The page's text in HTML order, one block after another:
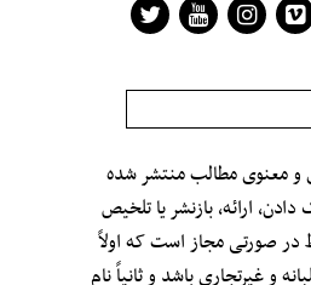
و معنوی مطالب منتشر شده
ارائه، بازنشر یا تلخیص
صورتی مجاز است که اولاً
و غیرتجاری باشد و ثانیاً نام